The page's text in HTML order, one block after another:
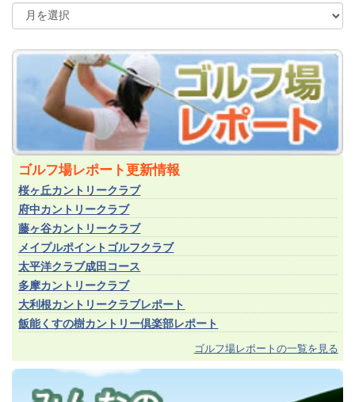
ゴルフ場レポート更新情報
桜ヶ丘カントリークラブ
府中カントリークラブ
藤ヶ谷カントリークラブ
メイプルポイントゴルフクラブ
太平洋クラブ成田コース
多摩カントリークラブ
大利根カントリークラブレポート
飯能くすの樹カントリー倶楽部レポート
ゴルフ場レポートの一覧を見る